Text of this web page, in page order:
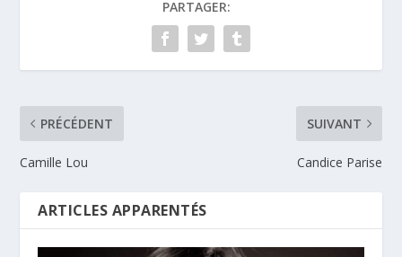
PARTAGER:
PRÉCÉDENT
Camille Lou
SUIVANT
Candice Parise
ARTICLES APPARENTÉS